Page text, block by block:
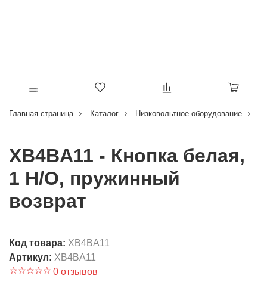
Главная страница Каталог Низковольтное оборудование
XB4BA11 - Кнопка белая,
1 Н/О, пружинный
возврат
Код товара: XB4BA11
Артикул: XB4BA11
0 отзывов